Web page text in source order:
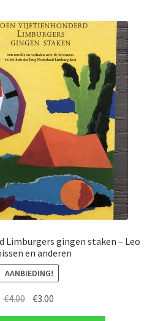
Limburgers gingen staken – Leo
en anderen
AANBIEDING!
€4.00 Oorspronkelijke
€3.00